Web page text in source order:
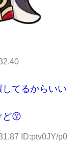
てるからいい
ど😗
ID:ptv0JY/p0